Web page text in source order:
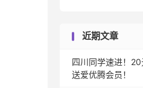
近期文章
四川同学速进！
送爱优腾会员！